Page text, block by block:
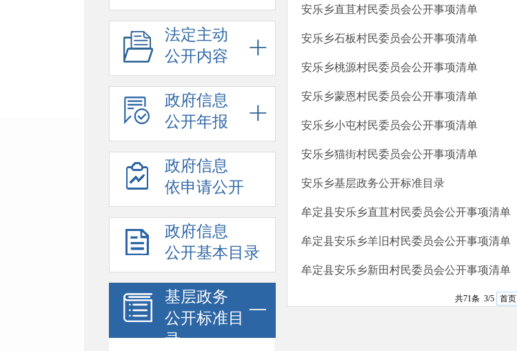
法定主动
公开内容
政府信息
公开年报
政府信息
依申请公开
政府信息
公开基本目录
基层政务
公开标准目
录
安乐乡直苴村民委员会公开事项清单
安乐乡石板村民委员会公开事项清单
安乐乡桃源村民委员会公开事项清单
安乐乡蒙恩村民委员会公开事项清单
安乐乡小屯村民委员会公开事项清单
安乐乡猫街村民委员会公开事项清单
安乐乡基层政务公开标准目录
牟定县安乐乡直苴村民委员会公开事项清单
牟定县安乐乡羊旧村民委员会公开事项清单
牟定县安乐乡新田村民委员会公开事项清单
共71条 3/5 首页